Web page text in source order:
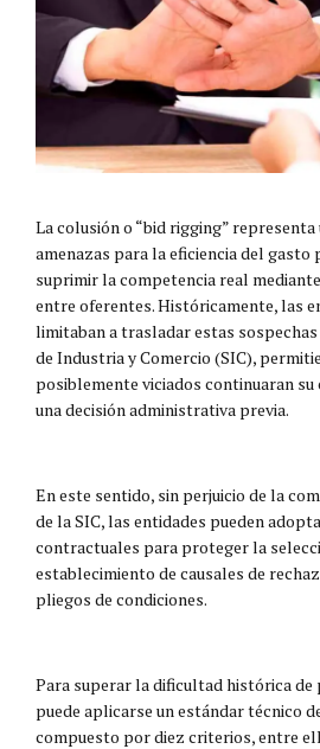
La colusión o “bid rigging” representa
amenazas para la eficiencia del gasto
suprimir la competencia real
entre oferentes. Históricamente, las
limitaban a trasladar estas
de Industria y Comercio (SIC),
posiblemente viciados continuaran
una decisión administrativa previa.
En este sentido, sin perjuicio de la
de la SIC, las entidades pueden
contractuales para proteger la
establecimiento de causales de
pliegos de condiciones.
Para superar la dificultad histórica de
puede aplicarse un estándar técnico
compuesto por diez criterios, entre